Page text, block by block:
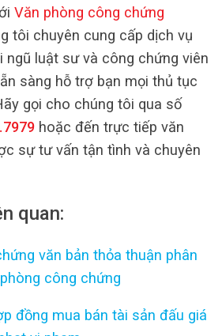
Văn phòng công chứng
tôi chuyên cung cấp dịch vụ
ngũ luật sư và công chứng viên
sàng hỗ trợ bạn mọi thủ tục
gọi cho chúng tôi qua số
hoặc đến trực tiếp văn
sự tư vấn tận tình và chuyên
quan:
văn bản thỏa thuận phân
công chứng
đồng mua bán tài sản đấu giá